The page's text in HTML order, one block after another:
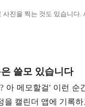
진을 찍는 것도 있습니다.
쓸모 있습니다
아 메모할걸' 이런
캘린더 앱에 기록